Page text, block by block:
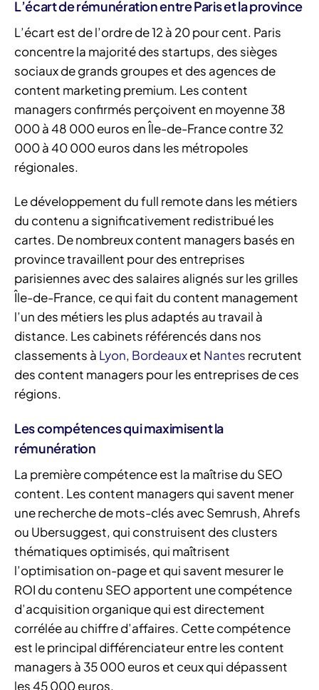
L’écart de rémunération entre Paris et la province
L’écart est de l’ordre de 12 à 20 pour cent. Paris
concentre la majorité des startups, des sièges
sociaux de grands groupes et des agences de
content marketing premium. Les content
managers confirmés perçoivent en moyenne 38
000 à 48 000 euros en Île-de-France contre 32
000 à 40 000 euros dans les métropoles
régionales.
Le développement du full remote dans les métiers
du contenu a significativement redistribué les
cartes. De nombreux content managers basés en
province travaillent pour des entreprises
parisiennes avec des salaires alignés sur les grilles
Île-de-France, ce qui fait du content management
l’un des métiers les plus adaptés au travail à
distance. Les cabinets référencés dans nos
classements à Lyon, Bordeauxet Nantes recrutent
des content managers pour les entreprises de ces
régions.
Les compétences qui maximisent la
rémunération
La première compétence est la maîtrise du SEO
content. Les content managers qui savent mener
une recherche de mots-clés avec Semrush, Ahrefs
ou Ubersuggest, qui construisent des clusters
thématiques optimisés, qui maîtrisent
l’optimisation on-page et qui savent mesurer le
ROI du contenu SEO apportent une compétence
d’acquisition organique qui est directement
corrélée au chiffre d’affaires. Cette compétence
est le principal différenciateur entre les content
managers à 35 000 euros et ceux qui dépassent
les 45 000 euros.